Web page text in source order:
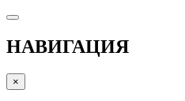
НАВИГАЦИЯ
×